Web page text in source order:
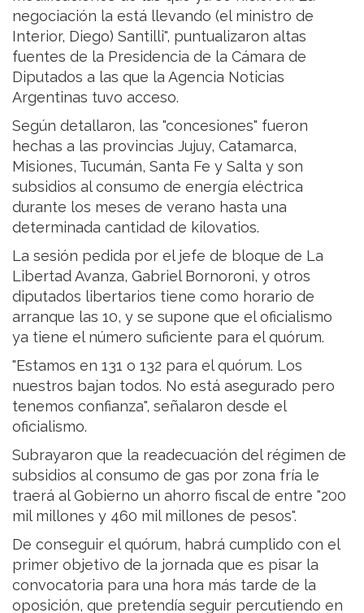
negociación la está llevando (el ministro de
Interior, Diego) Santilli", puntualizaron altas
fuentes de la Presidencia de la Cámara de
Diputados a las que la Agencia Noticias
Argentinas tuvo acceso.
Según detallaron, las "concesiones" fueron
hechas a las provincias Jujuy, Catamarca,
Misiones, Tucumán, Santa Fe y Salta y son
subsidios al consumo de energía eléctrica
durante los meses de verano hasta una
determinada cantidad de kilovatios.
La sesión pedida por el jefe de bloque de La
Libertad Avanza, Gabriel Bornoroni, y otros
diputados libertarios tiene como horario de
arranque las 10, y se supone que el oficialismo
ya tiene el número suficiente para el quórum.
"Estamos en 131 o 132 para el quórum. Los
nuestros bajan todos. No está asegurado pero
tenemos confianza", señalaron desde el
oficialismo.
Subrayaron que la readecuación del régimen de
subsidios al consumo de gas por zona fría le
traerá al Gobierno un ahorro fiscal de entre "200
mil millones y 460 mil millones de pesos".
De conseguir el quórum, habrá cumplido con el
primer objetivo de la jornada que es pisar la
convocatoria para una hora más tarde de la
oposición, que pretendía seguir percutiendo en